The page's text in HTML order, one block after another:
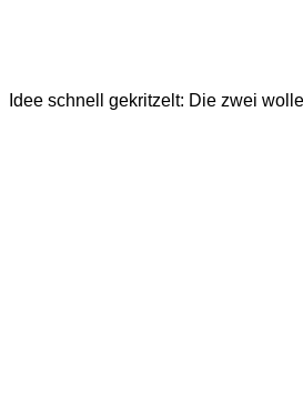
Idee schnell gekritzelt: Die zwei